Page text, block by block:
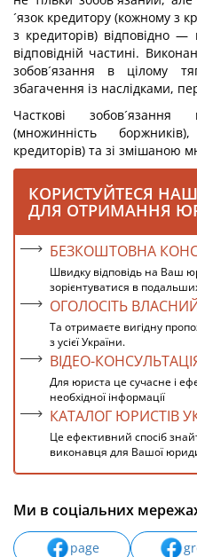
´язок кредитору (кожному з
з кредиторів) відповідно
відповідній частині.
зобов´язання в цілому
збагачення із наслідками,
Часткові
(множинність
кредиторів) та зі змішаною
КОРИСТУЙТЕСЯ
ДЛЯ ОТРИМАННЯ
БЕЗКОШТОВНА
Швидку відповідь на Ваш
зорієнтуватися в
ОГОЛОСІТЬ
Та отримаєте вигідну
з усієї України.
ВІДЕО-
Для юриста це сучасне і
необхідної інформації
КАТАЛОГ ЮРИСТІВ
Це ефективний спосіб
виконавця для Вашої
Ми в соціальних
page